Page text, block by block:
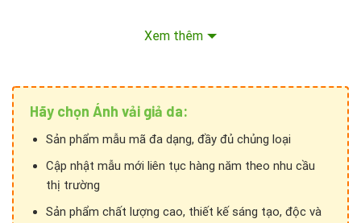
+ Chống nước khá cao…
Xem thêm
Hãy chọn Ánh vải giả da:
Sản phẩm mẫu mã đa dạng, đầy đủ chủng loại
Cập nhật mẫu mới liên tục hàng năm theo nhu cầu
thị trường
Sản phẩm chất lượng cao, thiết kế sáng tạo, độc và